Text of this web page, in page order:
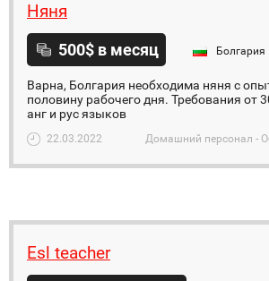
Няня
500$ в месяц Болгария
Варна, Болгария необходима няня с
половину рабочего дня. Требования от
анг и рус языков
22.03.2022 Домашний персонал -
Esl teacher